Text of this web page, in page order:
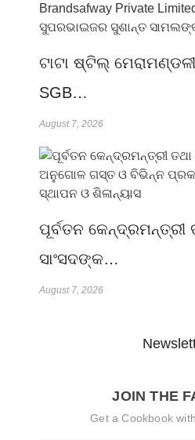
ଟାଟା ଷ୍ଟିଲ୍
SGB…
August 7, 2026
ପୂର୍ବତନ
ସାଂସଦଙ୍କ…
August 7, 2026
JOIN THE
Get a Cookbook